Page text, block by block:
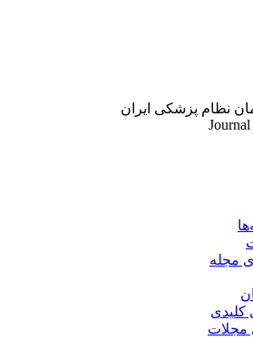
نظام پزشکی ایران
مجله